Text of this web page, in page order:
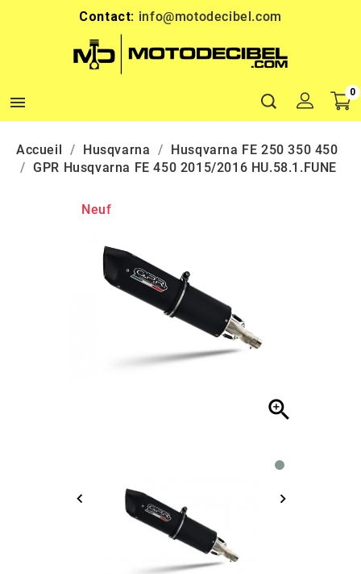
Contact: info@motodecibel.com

0
Accueil Husqvarna
Husqvarna FE 250 350 450
GPR Husqvarna FE 450 2015/2016 HU.58.1.FUNE
Neuf
